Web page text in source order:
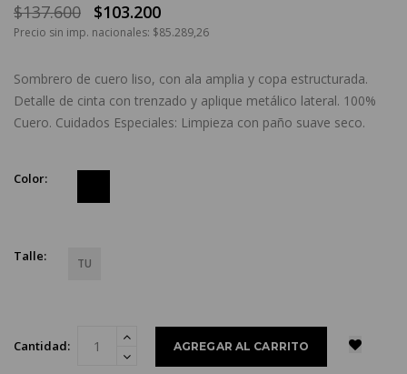
$137.600 $103.200
Precio sin imp. nacionales: $85.289,26
Sombrero de cuero liso, con ala amplia y copa estructurada.
Detalle de cinta con trenzado y aplique metálico lateral. 100%
Cuero. Cuidados Especiales: Limpieza con paño suave seco.
Color:
Talle: TU
Cantidad: